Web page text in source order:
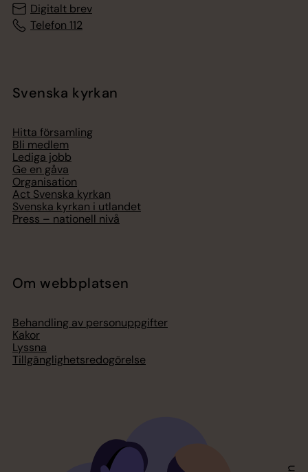
Digitalt brev
Telefon 112
Svenska kyrkan
Hitta församling
Bli medlem
Lediga jobb
Ge en gåva
Organisation
Act Svenska kyrkan
Svenska kyrkan i utlandet
Press – nationell nivå
Om webbplatsen
Behandling av personuppgifter
Kakor
Lyssna
Tillgänglighetsredogörelse